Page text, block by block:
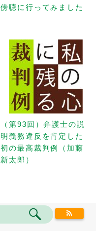
傍聴に行ってみました
（第93回）弁護士の説
明義務違反を肯定した
初の最高裁判例（加藤
新太郎）